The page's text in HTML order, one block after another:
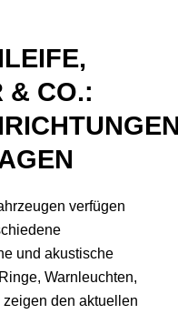
& CO.:
verfügen
und akustische
Warnleuchten,
den aktuellen